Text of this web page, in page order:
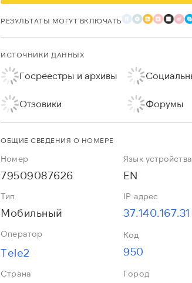
РЕЗУЛЬТАТЫ МОГУТ ВКЛЮЧАТЬ
ИСТОЧНИКИ ДАННЫХ
Госреестры и архивы
Отзовики Форумы
ОБЩИЕ СВЕДЕНИЯ О НОМЕРЕ
Номер
79509087626
Язык устройства
EN
Тип
Мобильный
IP адрес
37.140.167.31
Оператор
Tele2
Код
950
Страна Город